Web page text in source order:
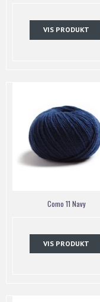
VIS PRODUKT
Como 11 Navy
VIS PRODUKT